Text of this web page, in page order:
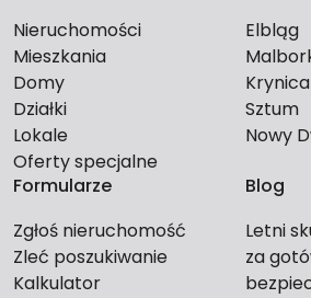
Nieruchomości
Mieszkania
Domy
Działki
Lokale
Oferty specjalne
Elbląg
Sztum
Nowy
Formularze
Zgłoś nieruchomość
Zleć poszukiwanie
Kalkulator
Blog
Letni
za